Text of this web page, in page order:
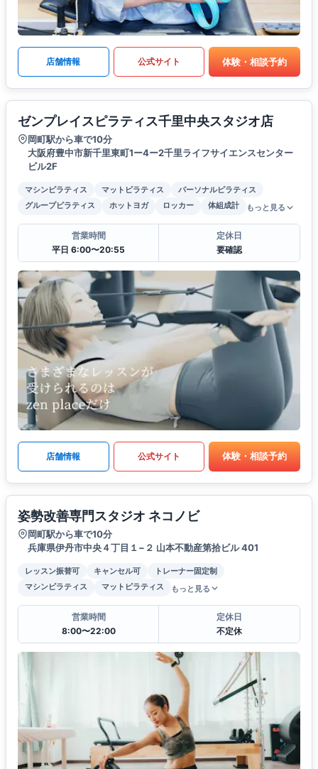
店舗情報 公式サイト 体験・相談予約
ゼンプレイスピラティス千里中央スタジオ店
岡町駅から車で10分
大阪府豊中市新千里東町1ー4ー2千里ライフサイエンスセンター
ビル2F
マシンピラティス マットピラティス
パーソナルピラティス
グループピラティス
ホットヨガ ロッカー 体組成計 もっと見る
営業時間
平日 6:00〜20:55
定休日
要確認
店舗情報 公式サイト 体験・相談予約
姿勢改善専門スタジオ ネコノビ
岡町駅から車で10分
兵庫県伊丹市中央４丁目１−２ 山本不動産第拾ビル 401
レッスン振替可 キャンセル可
トレーナー固定制
マシンピラティス
マットピラティス もっと見る
営業時間
8:00〜22:00
定休日
不定休